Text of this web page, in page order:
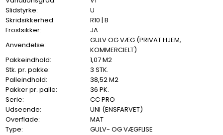
Slidstyrke:
U
Skridsikkerhed:
R10 | B
Frostsikker:
JA
Anvendelse:
GULV OG VÆG (PRIVAT HJEM,
KOMMERCIELT)
Pakkeindhold:
1,07 M2
Stk. pr. pakke:
3 STK.
Palleindhold:
38,52 M2
Pakker pr. palle:
36 PK.
Serie:
CC PRO
Udseende:
UNI (ENSFARVET)
Overflade:
MAT
Type:
GULV- OG VÆGFLISE